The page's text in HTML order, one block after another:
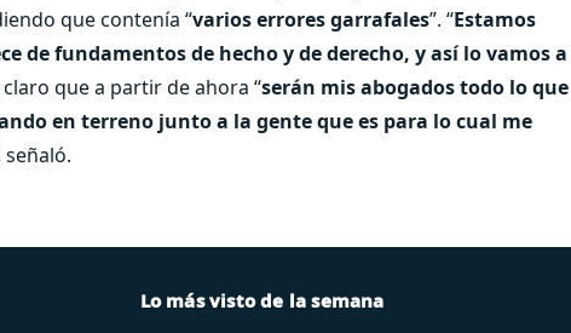
que contenía “varios errores garrafales”. “Estamos
de fundamentos de hecho y de derecho, y así lo vamos a
que a partir de ahora “serán mis abogados todo lo que
en terreno junto a la gente que es para lo cual me
señaló.
Lo más visto de la semana